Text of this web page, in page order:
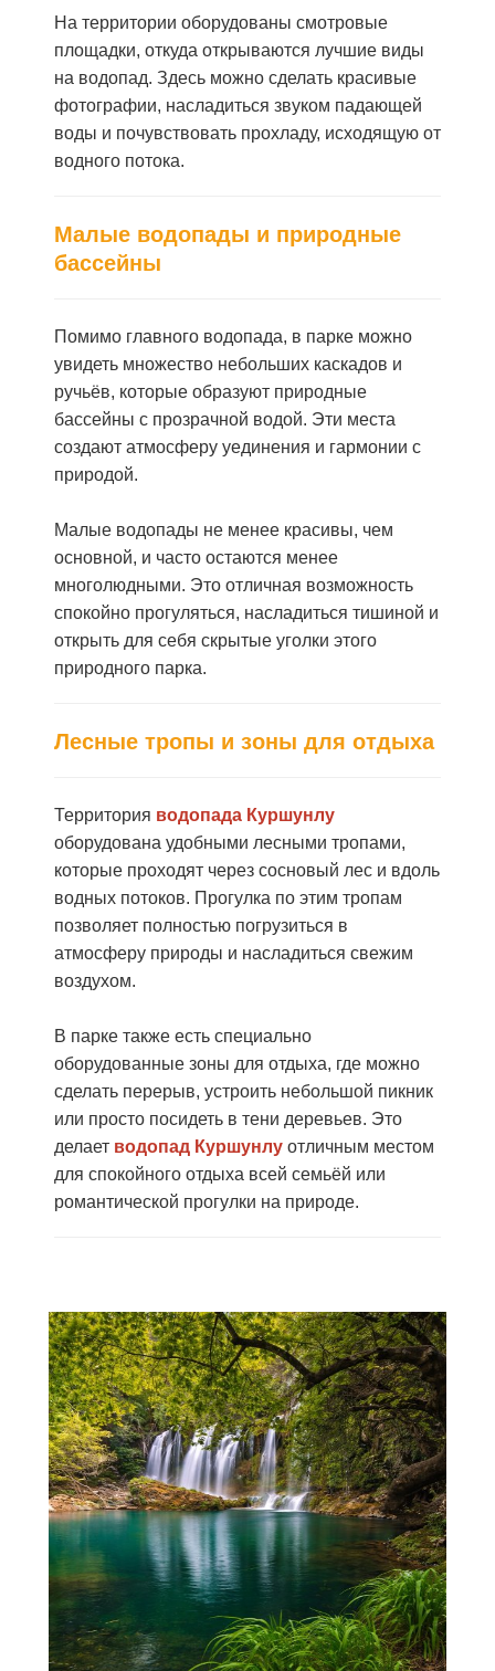
На территории оборудованы смотровые
площадки, откуда открываются лучшие виды
на водопад. Здесь можно сделать красивые
фотографии, насладиться звуком падающей
воды и почувствовать прохладу, исходящую от
водного потока.
Малые водопады и природные
бассейны
Помимо главного водопада, в парке можно
увидеть множество небольших каскадов и
ручьёв, которые образуют природные
бассейны с прозрачной водой. Эти места
создают атмосферу уединения и гармонии с
природой.
Малые водопады не менее красивы, чем
основной, и часто остаются менее
многолюдными. Это отличная возможность
спокойно прогуляться, насладиться тишиной и
открыть для себя скрытые уголки этого
природного парка.
Лесные тропы и зоны для отдыха
Территория водопада Куршунлу
оборудована удобными лесными тропами,
которые проходят через сосновый лес и вдоль
водных потоков. Прогулка по этим тропам
позволяет полностью погрузиться в
атмосферу природы и насладиться свежим
воздухом.
В парке также есть специально
оборудованные зоны для отдыха, где можно
сделать перерыв, устроить небольшой пикник
или просто посидеть в тени деревьев. Это
делает водопад Куршунлу отличным местом
для спокойного отдыха всей семьёй или
романтической прогулки на природе.